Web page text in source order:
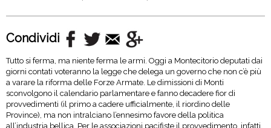
Condividi
Tutto si ferma, ma niente ferma le armi. Oggi a Montecitorio deputati dai
giorni contati voteranno la legge che delega un governo che non c’è più
a varare la riforma delle Forze Armate. Le dimissioni di Monti
sconvolgono il calendario parlamentare e fanno decadere fior di
provvedimenti (il primo a cadere ufficialmente, il riordino delle
Province), ma non intralciano l’ennesimo favore della politica
all’industria bellica. Per le associazioni pacifiste il provvedimento, infatti,